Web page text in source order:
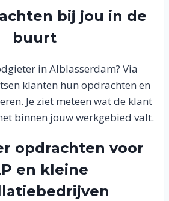
bij jou in de
buurt
in Alblasserdam? Via
klanten hun opdrachten en
Je ziet meteen wat de klant
binnen jouw werkgebied valt.
opdrachten voor
en kleine